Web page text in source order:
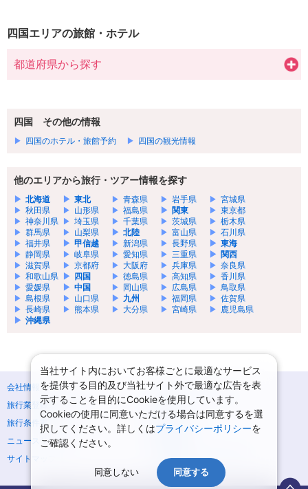
四国エリアの旅館・ホテル
都道府県から探す
四国 その他の情報
四国のホテル・旅館予約 四国の観光情報
他のエリアから旅行・ツアー情報を探す
北海道 東北 青森県 岩手県
宮城県
秋田県
山形県 福島県 関東
東京都
神奈川県
埼玉県 千葉県 茨城県
栃木県
群馬県
山梨県 北陸 富山県
石川県
福井県
甲信越 新潟県 長野県
東海
静岡県
岐阜県 愛知県 三重県
関西
滋賀県
京都府 大阪府 兵庫県
奈良県
和歌山県
四国 徳島県 高知県
香川県
愛媛県
中国 岡山県 広島県
鳥取県
島根県
山口県 九州 福岡県
佐賀県
長崎県
熊本県 大分県 宮崎県
鹿児島県
沖縄県
会社情報
プライバシーポリシー
旅行業登録票・約款
規約集
旅行条件書
商標について
ニュースリリース
サイトマップ
システムメンテナンスの
お知らせ
当社サイト内においてお客様ごとに最適なサービス
を提供する目的及び当社サイト外で最適な広告を表
示することを目的にCookieを使用しています。
Cookieの使用に同意いただける場合は同意するを選
択してください。詳しくはプライバシーポリシーを
ご確認ください。
同意しない 同意する